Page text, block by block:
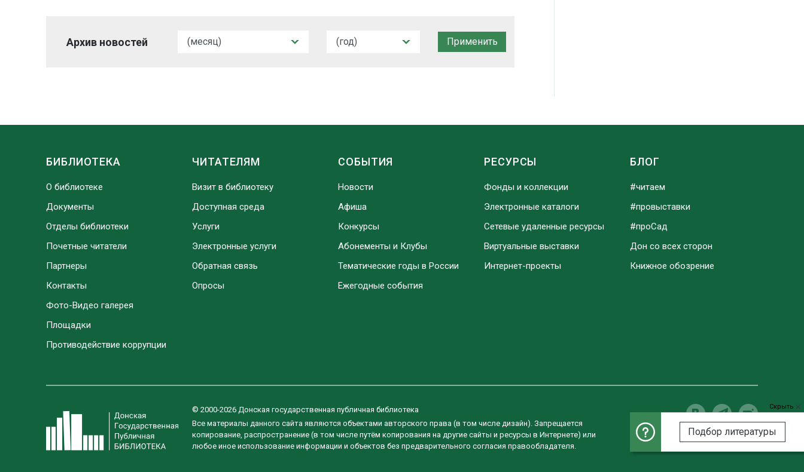
Архив новостей
Скрыть
Подбор литературы
БИБЛИОТЕКА
О библиотеке
Документы
Отделы библиотеки
Почетные читатели
Партнеры
Контакты
Фото-Видео галерея
Площадки
Противодействие коррупции
ЧИТАТЕЛЯМ
Визит в библиотеку
Доступная среда
Услуги
Электронные услуги
Обратная связь
Опросы
СОБЫТИЯ
Новости
Афиша
Конкурсы
Абонементы и Клубы
Тематические годы в России
Ежегодные события
РЕСУРСЫ
Фонды и коллекции
Электронные каталоги
Сетевые удаленные ресурсы
Виртуальные выставки
Интернет-проекты
БЛОГ
#читаем
#провыставки
#проСад
Дон со всех сторон
Книжное обозрение
© 2000-2026 Донская государственная публичная библиотека
Все материалы данного сайта являются объектами авторского права (в том числе дизайн). Запрещается
копирование, распространение (в том числе путём копирования на другие сайты и ресурсы в Интернете) или
любое иное использование информации и объектов без предварительного согласия правообладателя.
Разработка сайта